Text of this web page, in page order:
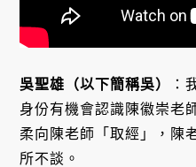
吳聖雄（以下簡稱吳）
：
身份有機會認識陳徽崇老
柔向陳老師「取經」，陳
所不談。